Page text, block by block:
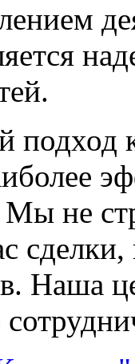
подход
Мы не
Наша